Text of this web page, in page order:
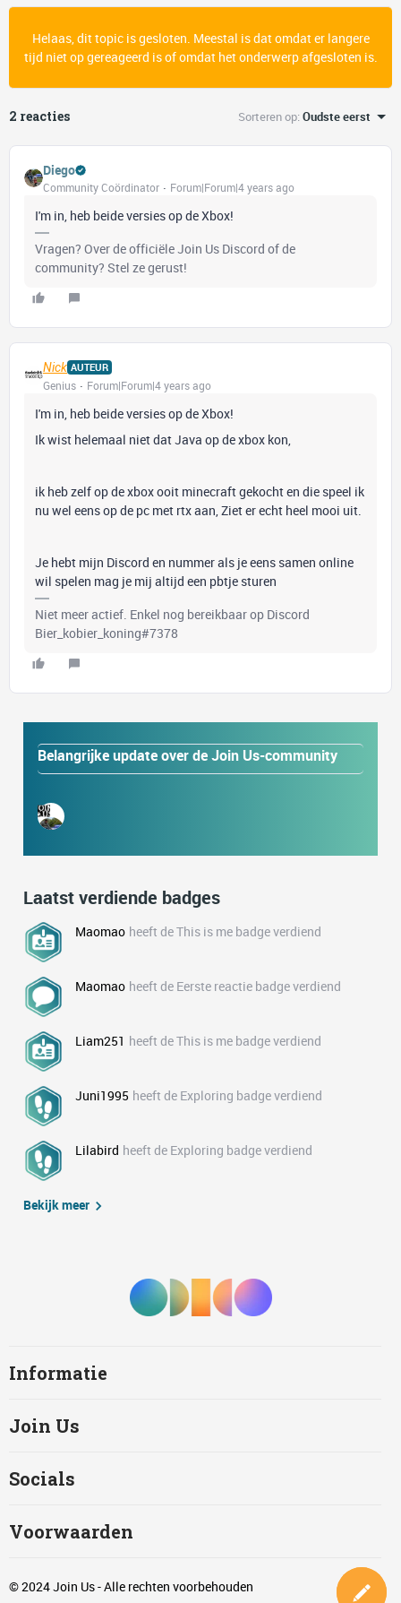
Helaas, dit topic is gesloten. Meestal is dat omdat er langere
tijd niet op gereageerd is of omdat het onderwerp afgesloten is.
2 reacties Sorteren op:Oudste eerst
Diego
Community Coördinator Forum|Forum|4 years ago
I'm in, heb beide versies op de Xbox!
Vragen? Over de officiële Join Us Discord of de
community? Stel ze gerust!
Nick AUTEUR
Genius Forum|Forum|4 years ago
I'm in, heb beide versies op de Xbox!
Ik wist helemaal niet dat Java op de xbox kon,
ik heb zelf op de xbox ooit minecraft gekocht en die speel ik
nu wel eens op de pc met rtx aan, Ziet er echt heel mooi uit.
Je hebt mijn Discord en nummer als je eens samen online
wil spelen mag je mij altijd een pbtje sturen
Niet meer actief. Enkel nog bereikbaar op Discord
Bier_kobier_koning#7378
Belangrijke update over de Join Us-community
Laatst verdiende badges
Maomao heeft de This is me badge verdiend
Maomao heeft de Eerste reactie badge verdiend
Liam251 heeft de This is me badge verdiend
Juni1995 heeft de Exploring badge verdiend
Lilabird heeft de Exploring badge verdiend
Bekijk meer
Informatie
Join Us
Socials
Voorwaarden
© 2024 Join Us - Alle rechten voorbehouden